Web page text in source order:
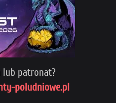
lub patronat?
poludniowe.pl